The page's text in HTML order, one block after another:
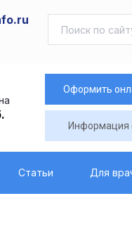
Оформить
Информация
Статьи Для